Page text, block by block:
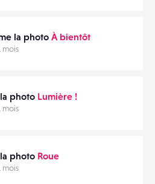
la photo À bientôt
mois
photo Lumière !
mois
photo Roue
mois